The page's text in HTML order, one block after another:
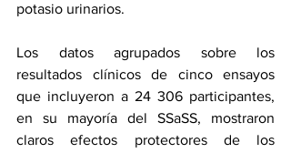
potasio urinarios.
Los datos agrupados sobre los
resultados clínicos de cinco ensayos
que incluyeron a 24 306 participantes,
en su mayoría del SSaSS, mostraron
claros efectos protectores de los